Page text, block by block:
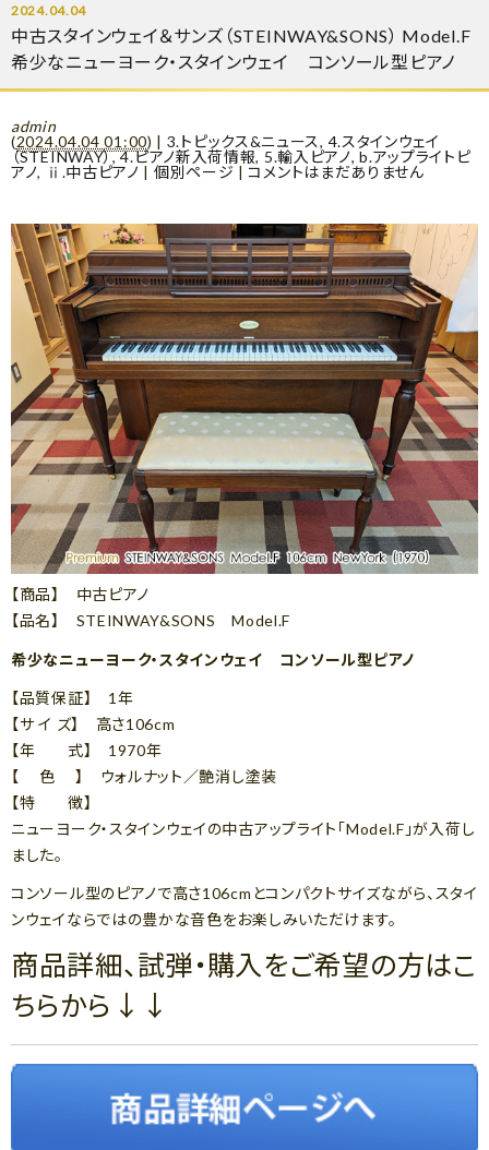
2024.04.04
中古スタインウェイ＆サンズ（STEINWAY&SONS） Model.F
希少なニューヨーク・スタインウェイ コンソール型ピアノ
admin
(2024.04.04 01:00) | 3.トピックス&ニュース, 4.スタインウェイ
（STEINWAY）,4.ピアノ新入荷情報, 5.輸入ピアノ,b.アップライトピ
アノ, ⅱ.中古ピアノ | 個別ページ |コメントはまだありません
【商品】 中古ピアノ
【品名】 STEINWAY&SONS Model.F
希少なニューヨーク・スタインウェイ コンソール型ピアノ
【品質保証】 1年
【サ イ ズ】 高さ106cm
【年 式】 1970年
【 色 】 ウォルナット／艶消し塗装
【特 徴】
ニューヨーク・スタインウェイの中古アップライト「Model.F」が入荷し
ました。
コンソール型のピアノで高さ106cmとコンパクトサイズながら、スタイ
ンウェイならではの豊かな音色をお楽しみいただけます。
商品詳細、試弾・購入をご希望の方はこ
ちらから↓↓